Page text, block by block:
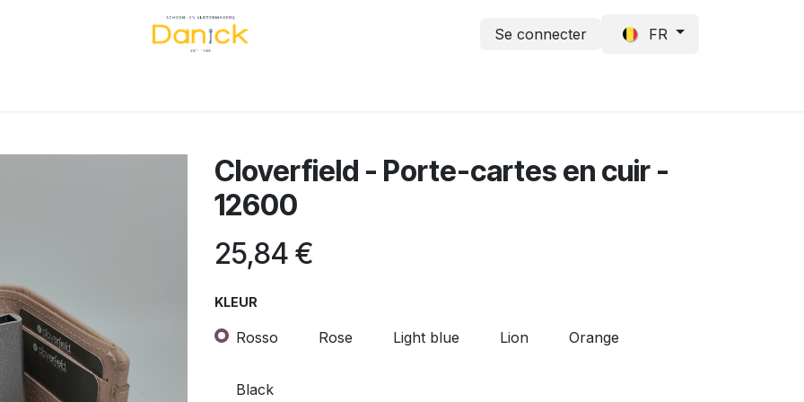
Se connecter FR
Cloverfield - Porte-cartes en cuir -
12600
25,84 €
KLEUR
Rosso Rose Light blue Lion Orange
Black